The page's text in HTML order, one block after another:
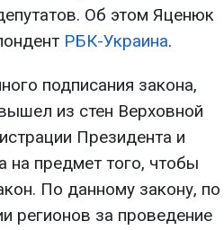
Об этом Яценюк
РБК-Украина.
подписания закона,
из стен Верховной
Президента и
на предмет того, чтобы
По данному закону, по
регионов за проведение